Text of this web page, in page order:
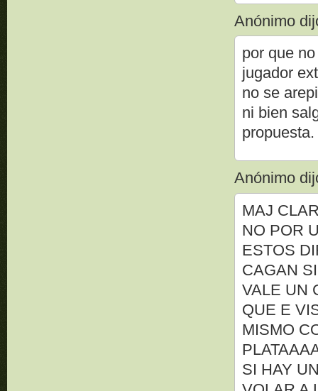
Anónimo
por que
jugador
no se
ni bien
propuesta.
Anónimo
MAJ
NO POR
ESTOS
CAGAN
VALE UN
QUE E
MISMO
SI HAY